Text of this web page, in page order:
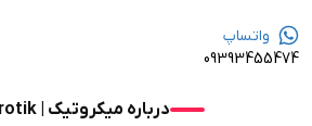
واتساپ
09393455474
درباره میکروتیک | Mikrotik